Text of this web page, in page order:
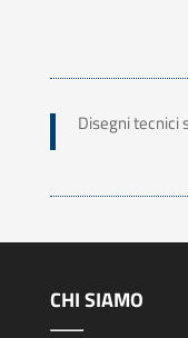
Disegni tecnici
CHI SIAMO